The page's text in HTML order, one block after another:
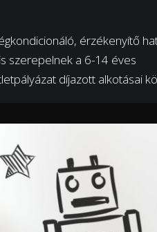
érzékenyítő
szerepelnek a 6-14 éves
díjazott alkotásai